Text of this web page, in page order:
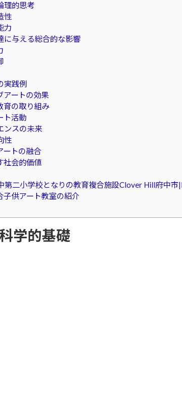
理的思考
性
力
に与える総合的な影響
実践例
アートの効果
育の取り組み
ト活動
ンスの未来
性
ートの融合
社会的価値
第二小学校となりの教育複合施設Clover Hill府中
供アート教室の紹介
学的基礎